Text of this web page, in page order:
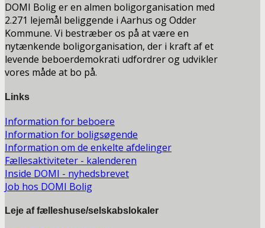
DOMI Bolig er en almen boligorganisation med
2.271 lejemål beliggende i Aarhus og Odder
Kommune. Vi bestræber os på at være en
nytænkende boligorganisation, der i kraft af et
levende beboerdemokrati udfordrer og udvikler
vores måde at bo på.
Links
Information for beboere
Information for boligsøgende
Information om de enkelte afdelinger
Fællesaktiviteter - kalenderen
Inside DOMI - nyhedsbrevet
Job hos DOMI Bolig
Leje af fælleshuse/selskabslokaler